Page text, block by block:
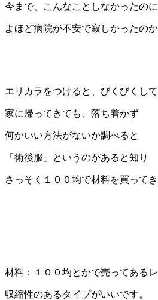
今まで、こんなことしなかったのに
よほど病院が不安で寂しかったのか
エリカラをつけると、びくびくし
家に帰ってきても、落ち着かず
何かいい方法がないか調べると
「術後服」というのがあると知り
さっそく１００均で材料を買って
材料：１００均とかで売ってある
収縮性のあるタイプがいいです。